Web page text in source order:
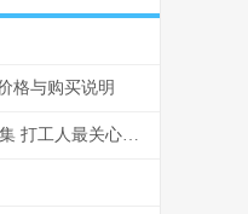
格与购买说明
王者荣耀战队赛季结束常见问题合集 打工人最关心的结算真相